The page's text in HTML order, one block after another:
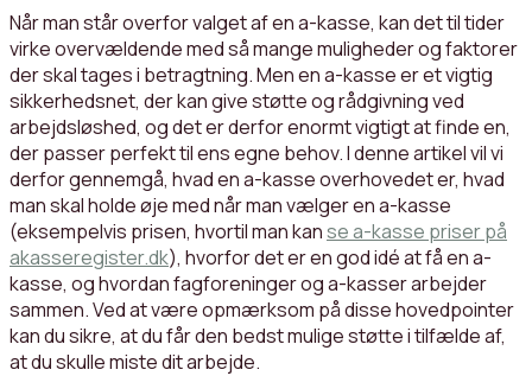
Når man står overfor valget af en a-kasse, kan det til tider
virke overvældende med så mange muligheder og faktorer
der skal tages i betragtning. Men en a-kasse er et vigtig
sikkerhedsnet, der kan give støtte og rådgivning ved
arbejdsløshed, og det er derfor enormt vigtigt at finde en,
der passer perfekt til ens egne behov. I denne artikel vil vi
derfor gennemgå, hvad en a-kasse overhovedet er, hvad
man skal holde øje med når man vælger en a-kasse
(eksempelvis prisen, hvortil man kanse a-kasse priser på
akasseregister.dk), hvorfor det er en god idé at få en a-
kasse, og hvordan fagforeninger og a-kasser arbejder
sammen. Ved at være opmærksom på disse hovedpointer
kan du sikre, at du får den bedst mulige støtte i tilfælde af,
at du skulle miste dit arbejde.